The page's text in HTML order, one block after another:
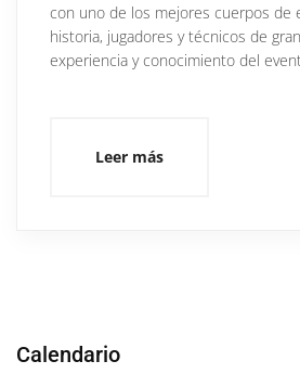
con uno de los mejores cuerpos de
historia, jugadores y técnicos de
experiencia y conocimiento del
Leer más
Calendario